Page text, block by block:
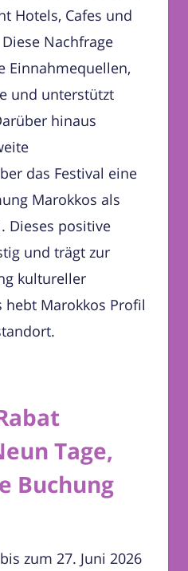
Hotels, Cafes und
Nachfrage
Einnahmequellen,
und unterstützt
hinaus
das Festival eine
Marokkos als
Dieses positive
und trägt zur
kultureller
hebt Marokkos Profil
Tage,
Buchung
zum 27. Juni 2026